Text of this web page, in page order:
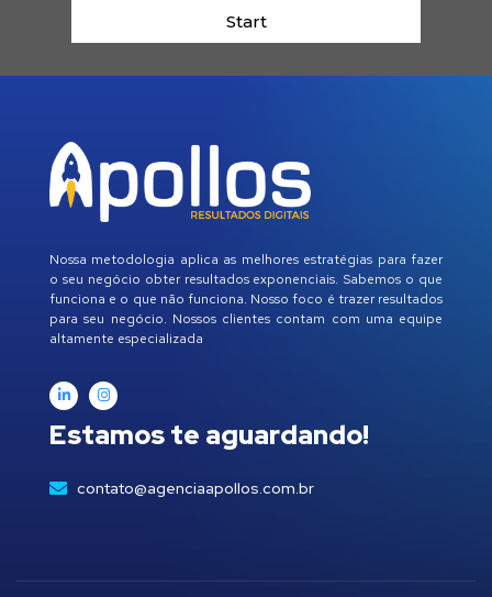
Start
Nossa metodologia aplica as melhores estratégias para fazer
o seu negócio obter resultados exponenciais. Sabemos o que
funciona e o que não funciona. Nosso foco é trazer resultados
para seu negócio. Nossos clientes contam com uma equipe
altamente especializada
Estamos te aguardando!
contato@agenciaapollos.com.br